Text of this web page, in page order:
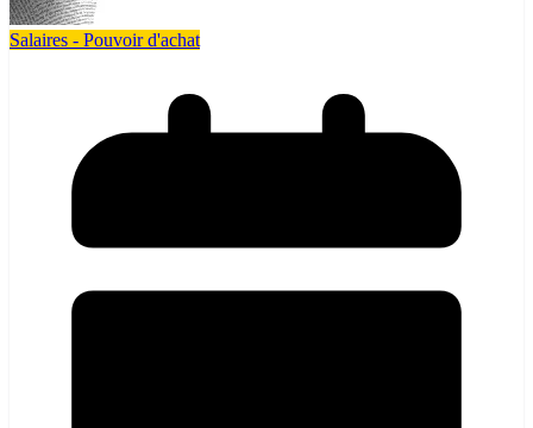
Salaires - Pouvoir d'achat